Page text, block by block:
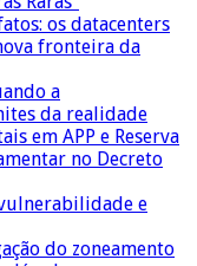
os datacenters
fronteira da
a
da realidade
em APP e Reserva
no Decreto
e
do zoneamento